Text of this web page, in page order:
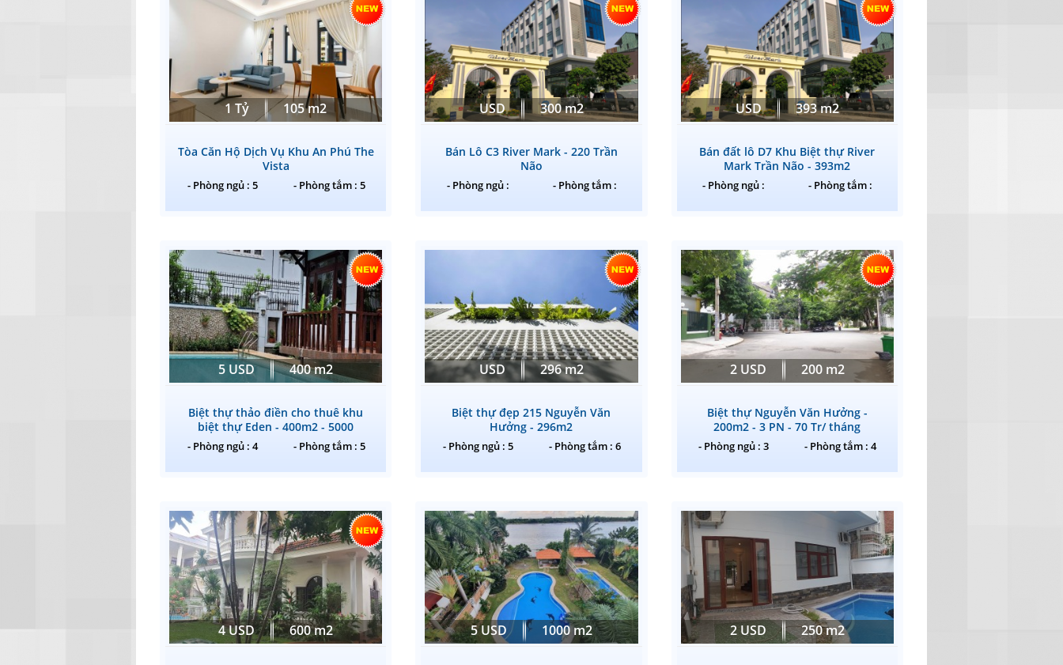
1 Tỷ 105 m2
Tòa Căn Hộ Dịch Vụ Khu An Phú The
Vista
- Phòng ngủ : 5 - Phòng tắm : 5
USD 300 m2
Bán Lô C3 River Mark - 220 Trần
Não
- Phòng ngủ : - Phòng tắm :
USD 393 m2
Bán đất lô D7 Khu Biệt thự River
Mark Trần Não - 393m2
- Phòng ngủ : - Phòng tắm :
5 USD 400 m2
Biệt thự thảo điền cho thuê khu
biệt thự Eden - 400m2 - 5000
- Phòng ngủ : 4 - Phòng tắm : 5
USD 296 m2
Biệt thự đẹp 215 Nguyễn Văn
Hưởng - 296m2
- Phòng ngủ : 5 - Phòng tắm : 6
2 USD 200 m2
Biệt thự Nguyễn Văn Hưởng -
200m2 - 3 PN - 70 Tr/ tháng
- Phòng ngủ : 3 - Phòng tắm : 4
4 USD 600 m2 5 USD 1000 m2 2 USD 250 m2